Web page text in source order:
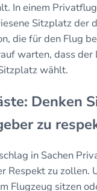
In einem
Sitzplatz der
die für den Flug
warten, dass der
wählt.
Denken
zu
in Sachen
Respekt zu zollen.
Flugzeug sitzen